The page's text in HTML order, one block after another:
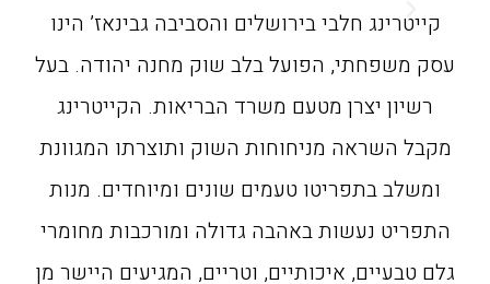
קייטרינג חלבי בירושלים והסביבה גבינאז’ הינו
עסק משפחתי, הפועל בלב שוק מחנה יהודה. בעל
רשיון יצרן מטעם משרד הבריאות. הקייטרינג
מקבל השראה מניחוחות השוק ותוצרתו המגוונת
ומשלב בתפריטו טעמים שונים ומיוחדים. מנות
התפריט נעשות באהבה גדולה ומורכבות מחומרי
גלם טבעיים, איכותיים, וטריים, המגיעים היישר מן